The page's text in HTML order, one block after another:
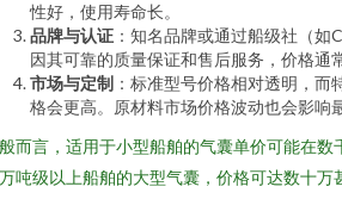
性好，使用寿命长。
品牌与认证 ：知名品牌或通过船级社（如
因其可靠的质量保证和售后服务，价格通
市场与定制 ：标准型号价格相对透明，
格会更高。原材料市场价格波动也会影响
而言，适用于小型船舶的气囊单价可能在数
吨级以上船舶的大型气囊，价格可达数十万